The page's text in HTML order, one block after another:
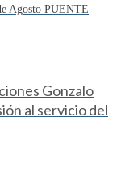
Agosto PUENTE
Gonzalo
al servicio del